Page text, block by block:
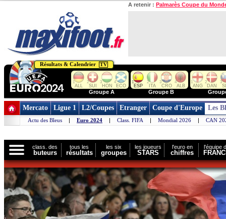
A retenir : Palmarès Coupe du
Résultats & Calendrier TV
1
ALL
2
SUI
3
HON
4
ECO
1
ESP
2
ITA
3
CRO
4
ALB
1
ANG
2
DAN
3
Groupe A Groupe B
Mercato Ligue 1 L2/Coupes Etranger Coupe d'Europe Les
Actu des Bleus | Euro 2024 | Class. FIFA | Mondial 2026 | CAN
class. des
buteurs
tous les
résultats
les six
groupes
les joueurs
STARS
l'euro en
chiffres
l'équipe